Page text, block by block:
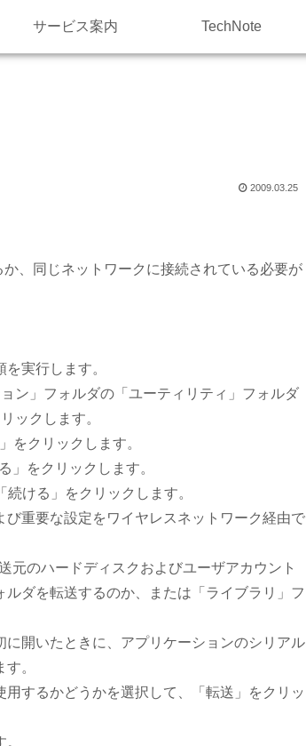
サービス案内 TechNote
2009.03.25
、同じネットワークに接続されている必要が
実行します。
ン」フォルダの「ユーティリティ」フォルダ
ックします。
をクリックします。
」をクリックします。
ける」をクリックします。
重要な設定をワイヤレスネットワーク経由で
元のハードディスクおよびユーザアカウント
ダを転送するのか、または「ライブラリ」フ
開いたときに、アプリケーションのシリアル
。
するかどうかを選択して、「転送」をクリッ